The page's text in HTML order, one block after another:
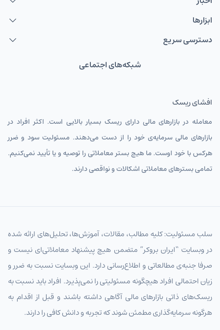
ابزارها
دسترسی سریع
شبکه‌های اجتماعی
افشای ریسک
معامله در بازارهای مالی دارای ریسک بسیار بالایی است. اکثر افراد در
بازارهای مالی سرمایه‌ی خود را از دست می‌دهند. مسئولیت سود و ضرر
هرکس با خود اوست. ما هیچ بستر معاملاتی را توصیه و یا تأیید نمی‌کنیم.
تمامی بسترهای معاملاتی اشکالات و نواقصی دارند.
سلب مسئولیت: کلیه مطالب، مقالات، آموزش‌ها، تحلیل‌های ارائه شده
در وبسایت “ایران بروکر” متضمن هیچ پیشنهاد معاملاتی‌ای نیست و
صرفا جنبه‌ی مطالعاتی و اطلاع‌رسانی دارد. این وبسایت نسبت به ضرر و
زیان احتمالی افراد هیچگونه مسئولیتی را نمی‌پذیرد. افراد باید نسبت به
ریسک‌های ذاتی بازارهای مالی آگاهی داشته باشند و قبل از اقدام به
هرگونه سرمایه‌گذاری مطمئن شوند که تجربه و دانش کافی را دارند.